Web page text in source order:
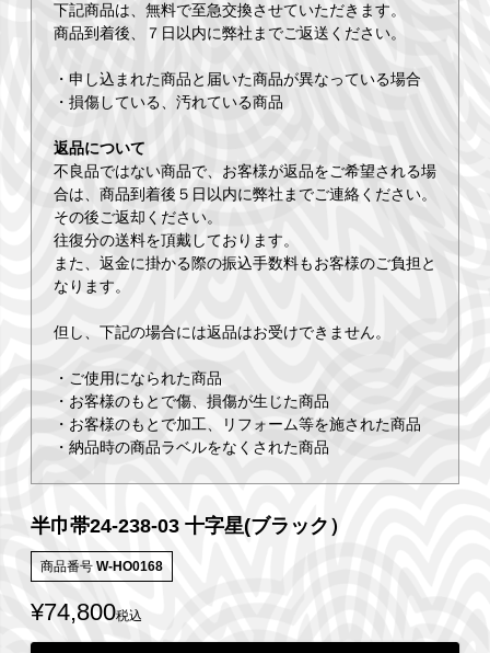
下記商品は、無料で至急交換させていただきます。
商品到着後、７日以内に弊社までご返送ください。
・申し込まれた商品と届いた商品が異なっている場合
・損傷している、汚れている商品
返品について
不良品ではない商品で、お客様が返品をご希望される場
合は、商品到着後５日以内に弊社までご連絡ください。
その後ご返却ください。
往復分の送料を頂戴しております。
また、返金に掛かる際の振込手数料もお客様のご負担と
なります。
但し、下記の場合には返品はお受けできません。
・ご使用になられた商品
・お客様のもとで傷、損傷が生じた商品
・お客様のもとで加工、リフォーム等を施された商品
・納品時の商品ラベルをなくされた商品
半巾帯24-238-03 十字星(ブラック）
商品番号 W-HO0168
¥74,800税込